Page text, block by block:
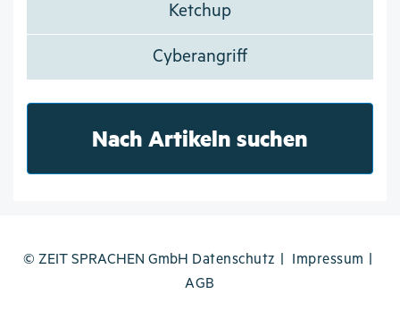
Ketchup
Cyberangriff
Nach Artikeln suchen
© ZEIT SPRACHEN GmbH Datenschutz
Impressum
AGB